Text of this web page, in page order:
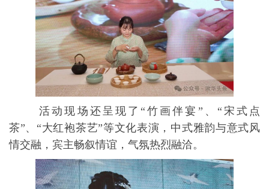
活动现场还呈现了“竹画伴宴”、“宋式点
茶”、“大红袍茶艺”等文化表演，中式雅韵与意式风
情交融，宾主畅叙情谊，气氛热烈融洽。